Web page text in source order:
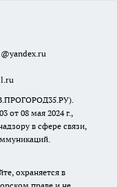
08 мая 2024 г.,
в сфере связи,
охраняется в